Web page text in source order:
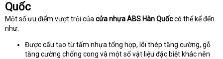
Quốc
Một số ưu điểm vượt trội củacửa nhựa ABS Hàn Quốccó thể kể đến
như:
Được cấu tạo từ tấm nhựa tổng hợp, lõi thép tăng cường, gỗ
tăng cường chống cong và một số vật liệu đặc biệt khác nên